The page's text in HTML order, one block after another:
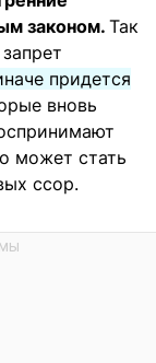
законом. Так
придется
вновь
может стать
ссор.